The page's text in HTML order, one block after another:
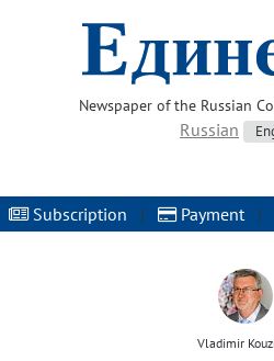
Newspaper of the Russian
Russian
Subscription | Payment |
Vladimir